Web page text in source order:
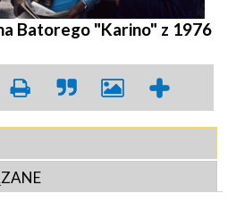
Batorego "Karino" z 1976